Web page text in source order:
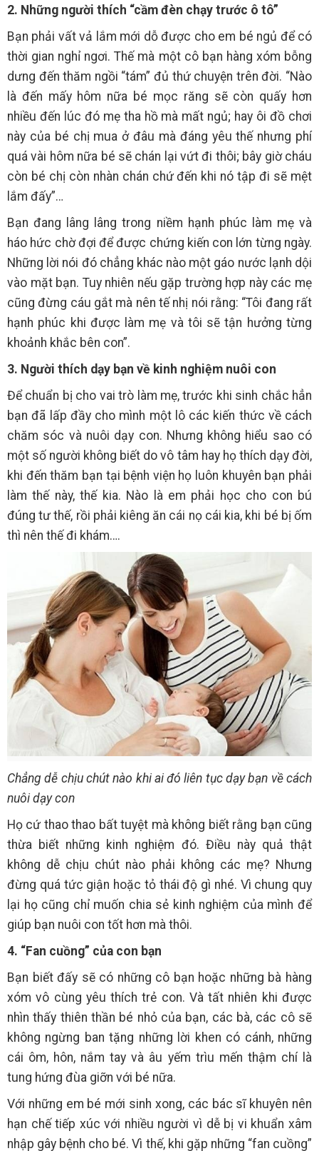
2. Những người thích “cầm đèn chạy trước ô tô”
Bạn phải vất vả lắm mới dỗ được cho em bé ngủ để có
thời gian nghỉ ngơi. Thế mà một cô bạn hàng xóm bỗng
dưng đến thăm ngồi “tám” đủ thứ chuyện trên đời. “Nào
là đến mấy hôm nữa bé mọc răng sẽ còn quấy hơn
nhiều đến lúc đó mẹ tha hồ mà mất ngủ; hay ôi đồ chơi
này của bé chị mua ở đâu mà đáng yêu thế nhưng phí
quá vài hôm nữa bé sẽ chán lại vứt đi thôi; bây giờ cháu
còn bé chị còn nhàn chán chứ đến khi nó tập đi sẽ mệt
lắm đấy”…
Bạn đang lâng lâng trong niềm hạnh phúc làm mẹ và
háo hức chờ đợi để được chứng kiến con lớn từng ngày.
Những lời nói đó chẳng khác nào một gáo nước lạnh dội
vào mặt bạn. Tuy nhiên nếu gặp trường hợp này các mẹ
cũng đừng cáu gắt mà nên tế nhị nói rằng: “Tôi đang rất
hạnh phúc khi được làm mẹ và tôi sẽ tận hưởng từng
khoảnh khắc bên con”.
3. Người thích dạy bạn về kinh nghiệm nuôi con
Để chuẩn bị cho vai trò làm mẹ, trước khi sinh chắc hẳn
bạn đã lấp đầy cho mình một lô các kiến thức về cách
chăm sóc và nuôi dạy con. Nhưng không hiểu sao có
một số người không biết do vô tâm hay họ thích dạy đời,
khi đến thăm bạn tại bệnh viện họ luôn khuyên bạn phải
làm thế này, thế kia. Nào là em phải học cho con bú
đúng tư thế, rồi phải kiêng ăn cái nọ cái kia, khi bé bị ốm
thì nên thế đi khám….
Chẳng dễ chịu chút nào khi ai đó liên tục dạy bạn về cách
nuôi dạy con
Họ cứ thao thao bất tuyệt mà không biết rằng bạn cũng
thừa biết những kinh nghiệm đó. Điều này quả thật
không dễ chịu chút nào phải không các mẹ? Nhưng
đừng quá tức giận hoặc tỏ thái độ gì nhé. Vì chung quy
lại họ cũng chỉ muốn chia sẻ kinh nghiệm của mình để
giúp bạn nuôi con tốt hơn mà thôi.
4. “Fan cuồng” của con bạn
Bạn biết đấy sẽ có những cô bạn hoặc những bà hàng
xóm vô cùng yêu thích trẻ con. Và tất nhiên khi được
nhìn thấy thiên thần bé nhỏ của bạn, các bà, các cô sẽ
không ngừng ban tặng những lời khen có cánh, những
cái ôm, hôn, nắm tay và âu yếm trìu mến thậm chí là
tung hứng đùa giỡn với bé nữa.
Với những em bé mới sinh xong, các bác sĩ khuyên nên
hạn chế tiếp xúc với nhiều người vì dễ bị vi khuẩn xâm
nhập gây bệnh cho bé. Vì thế, khi gặp những “fan cuồng”